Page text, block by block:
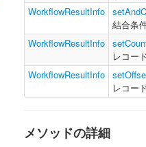
WorkflowResultInfo
結合条
WorkflowResultInfo
レコー
WorkflowResultInfo
レコー
メソッドの詳細